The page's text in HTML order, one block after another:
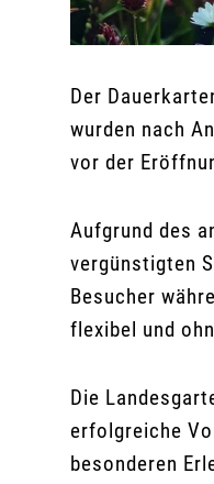
Der
wurden nach
vor der
Aufgrund des
vergünstigten
Besucher
flexibel und
Die
erfolgreiche
besonderen